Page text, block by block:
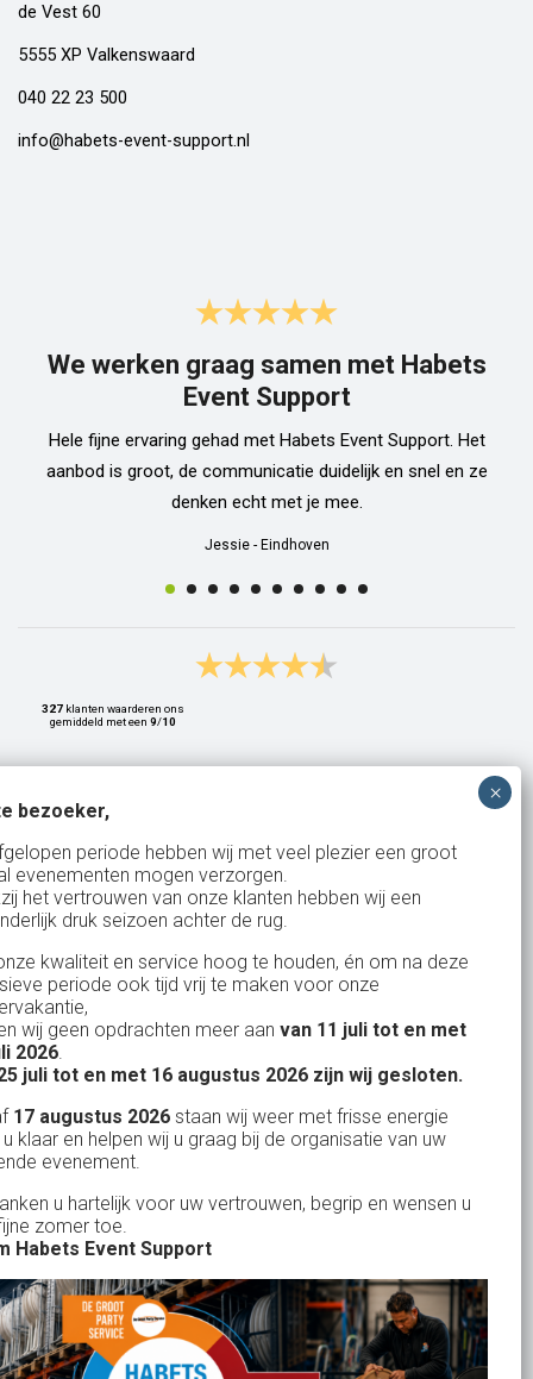
de Vest 60
5555 XP Valkenswaard
040 22 23 500
info@habets-event-support.nl
We werken graag samen met Habets
Event Support
Hele fijne ervaring gehad met Habets Event Support. Het
aanbod is groot, de communicatie duidelijk en snel en ze
denken echt met je mee.
Jessie - Eindhoven
327 klanten waarderen ons
gemiddeld met een 9/10
Bank: NL15ABNA0561810710
KvK: 17167131
BTW: NL.1678.53.296.B01
Uw partner in:
Evenementen verhuur
Feestverhuur
Licht- en Geluidverhuur
Horeca verhuur
Partyverhuur
Je vindt ons op
bezoeker,
periode hebben wij met veel plezier een groot
evenementen mogen verzorgen.
het vertrouwen van onze klanten hebben wij een
druk seizoen achter de rug.
kwaliteit en service hoog te houden, én om na deze
periode ook tijd vrij te maken voor onze
wij geen opdrachten meer aan van 11 juli tot en met
2026.
juli tot en met 16 augustus 2026 zijn wij gesloten.
17 augustus 2026 staan wij weer met frisse energie
klaar en helpen wij u graag bij de organisatie van uw
evenement.
u hartelijk voor uw vertrouwen, begrip en wensen u
zomer toe.
Habets Event Support